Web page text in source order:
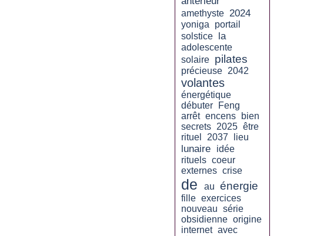
amethyste 2024
yoniga
portail
solstice la
adolescente
solaire pilates
précieuse 2042
volantes
énergétique
débuter
Feng
arrêt encens
bien
secrets 2025 être
rituel
2037 lieu
lunaire
idée
rituels coeur
externes crise
de au énergie
fille exercices
nouveau série
obsidienne origine
internet avec